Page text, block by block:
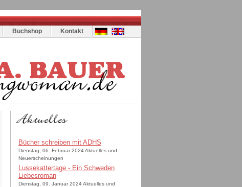
Buchshop Kontakt
Bücher schreiben mit ADHS
Dienstag, 06. Februar 2024 Aktuelles und
Neuerscheinungen
Lussekattertage - Ein Schweden
Liebesroman
Dienstag, 09. Januar 2024 Aktuelles und